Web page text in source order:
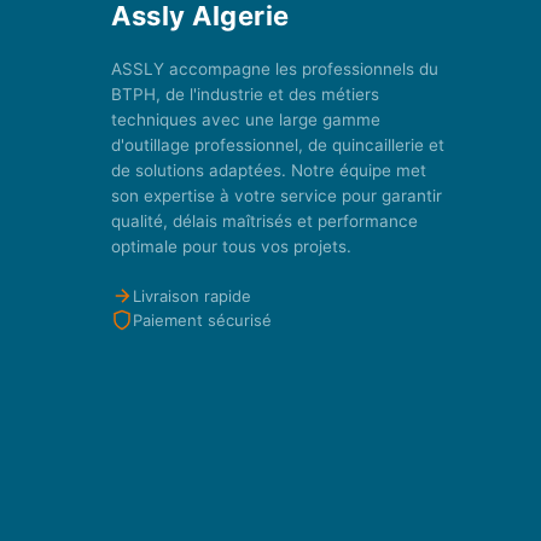
Assly Algerie
ASSLY accompagne les professionnels du
BTPH, de l'industrie et des métiers
techniques avec une large gamme
d'outillage professionnel, de quincaillerie et
de solutions adaptées. Notre équipe met
son expertise à votre service pour garantir
qualité, délais maîtrisés et performance
optimale pour tous vos projets.
Livraison rapide
Paiement sécurisé